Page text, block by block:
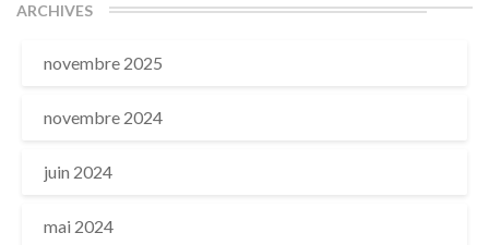
ARCHIVES
novembre 2025
novembre 2024
juin 2024
mai 2024